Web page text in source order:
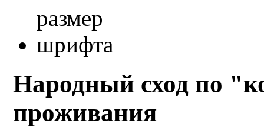
Народный сход по
проживания